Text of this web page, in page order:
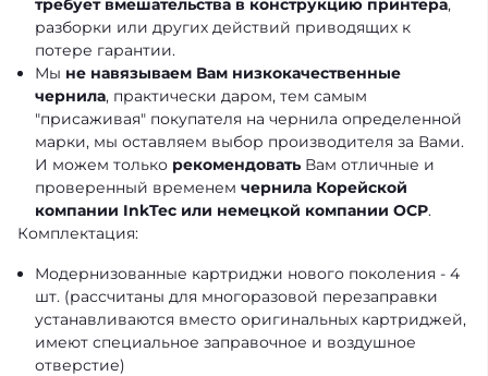
разборки или других действий приводящих к
потере гарантии.
Мы не навязываем Вам низкокачественные
чернила, практически даром, тем самым
"присаживая" покупателя на чернила определенной
марки, мы оставляем выбор производителя за Вами.
И можем только рекомендоватьВам отличные и
проверенный временем чернила Корейской
компании InkTec или немецкой компании OCP.
Комплектация:
Модернизованные картриджи нового поколения - 4
шт. (рассчитаны для многоразовой перезаправки
устанавливаются вместо оригинальных картриджей,
имеют специальное заправочное и воздушное
отверстие)